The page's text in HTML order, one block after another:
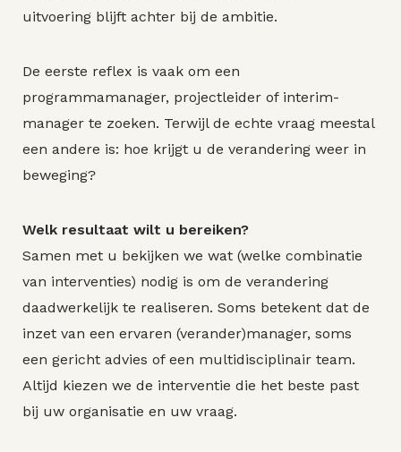
uitvoering blijft achter bij de ambitie.
De eerste reflex is vaak om een
programmamanager, projectleider of interim-
manager te zoeken. Terwijl de echte vraag meestal
een andere is: hoe krijgt u de verandering weer in
beweging?
Welk resultaat wilt u bereiken?
Samen met u bekijken we wat (welke combinatie
van interventies) nodig is om de verandering
daadwerkelijk te realiseren. Soms betekent dat de
inzet van een ervaren (verander)manager, soms
een gericht advies of een multidisciplinair team.
Altijd kiezen we de interventie die het beste past
bij uw organisatie en uw vraag.